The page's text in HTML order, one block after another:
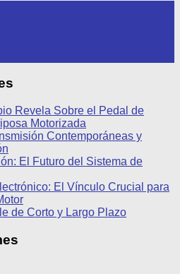
Revela Sobre el Pedal de
Motorizada
Contemporáneas y
El Futuro del Sistema de
El Vínculo Crucial para
de Corto y Largo Plazo